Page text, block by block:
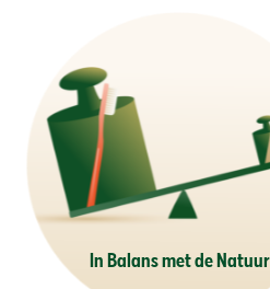
In Balans met de Natuur